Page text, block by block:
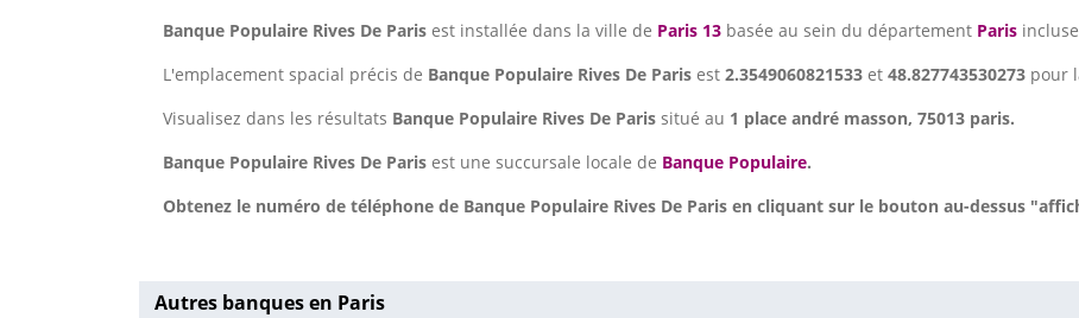
Banque Populaire Rives De Paris est installée dans la ville de Paris 13 basée au sein du département Paris
L'emplacement spacial précis de Banque Populaire Rives De Paris est 2.3549060821533 et 48.827743530273 pour
Visualisez dans les résultats Banque Populaire Rives De Paris situé au 1 place andré masson, 75013 paris.
Banque Populaire Rives De Paris est une succursale locale de Banque Populaire.
Obtenez le numéro de téléphone de Banque Populaire Rives De Paris en cliquant sur le bouton au-dessus
Autres banques en Paris